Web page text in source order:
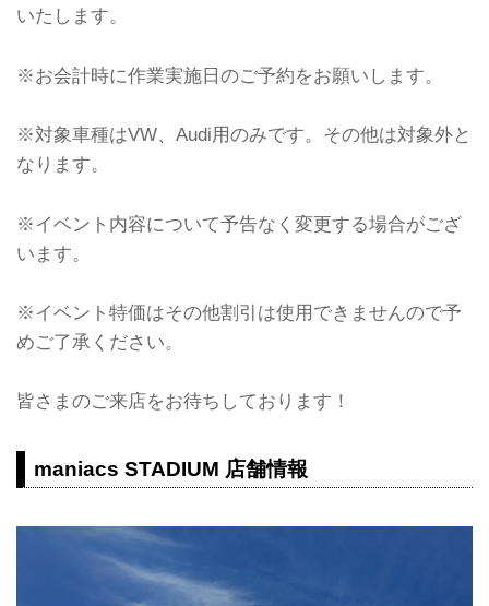
いたします。
※お会計時に作業実施日のご予約をお願いします。
※対象車種はVW、Audi用のみです。その他は対象外と
なります。
※イベント内容について予告なく変更する場合がござ
います。
※イベント特価はその他割引は使用できませんので予
めご了承ください。
皆さまのご来店をお待ちしております！
maniacs STADIUM 店舗情報